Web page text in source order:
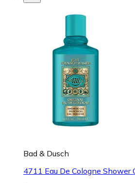
Bad & Dusch
4711 Eau De Cologne Shower